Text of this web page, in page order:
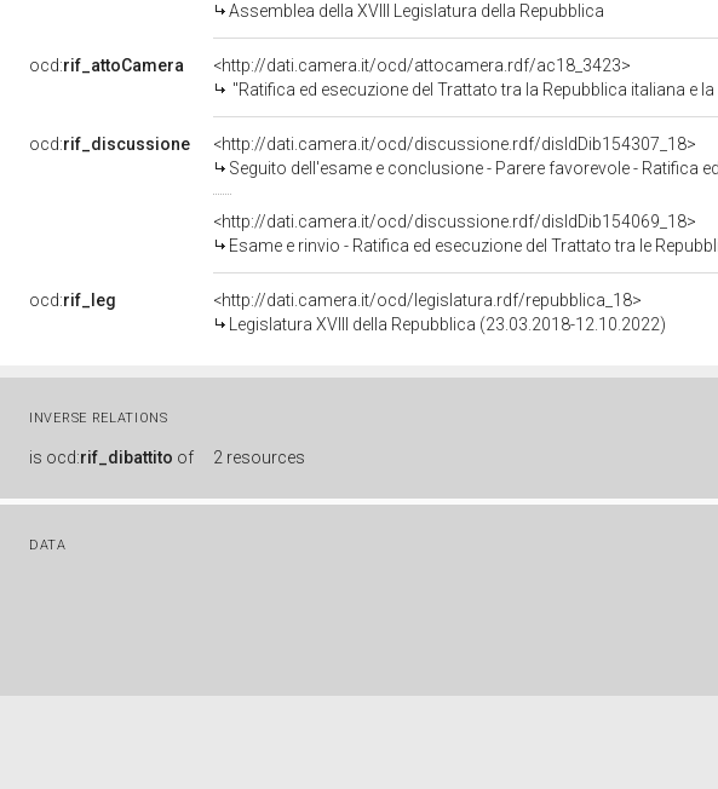
Assemblea della XVIII Legislatura della Repubblica
ocd:rif_attoCamera
<http://dati.camera.it/ocd/attocamera.rdf/ac18_3423>
"Ratifica ed esecuzione del Trattato tra la Repubblica italiana
ocd:rif_discussione
<http://dati.camera.it/ocd/discussione.rdf/disIdDib154307_18>
Seguito dell'esame e conclusione - Parere favorevole - Ratifica ed esecuzione
<http://dati.camera.it/ocd/discussione.rdf/disIdDib154069_18>
Esame e rinvio - Ratifica ed esecuzione del Trattato tra le
ocd:rif_leg
<http://dati.camera.it/ocd/legislatura.rdf/repubblica_18>
Legislatura XVIII della Repubblica (23.03.2018-12.10.2022)
INVERSE RELATIONS
is ocd:rif_dibattito of 2 resources
DATA